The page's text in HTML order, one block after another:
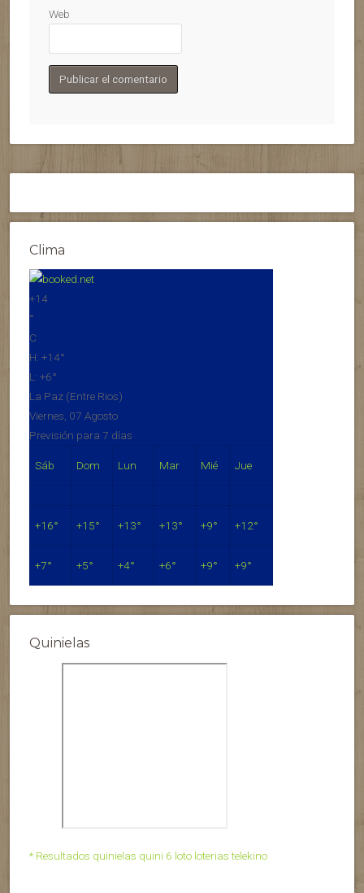
Web
Clima
+14
°
C
H: +14°
L: +6°
La Paz (Entre Rios)
Viernes, 07 Agosto
Previsión para 7 días
Sáb Dom Lun Mar Mié Jue
+16° +15° +13° +13° +9° +12°
+7° +5° +4° +6° +9° +9°
Quinielas
* Resultados quinielas quini 6 loto loterias telekino